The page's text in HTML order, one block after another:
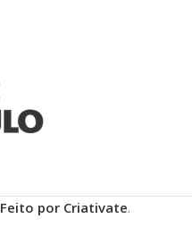
Feito por Criativate.